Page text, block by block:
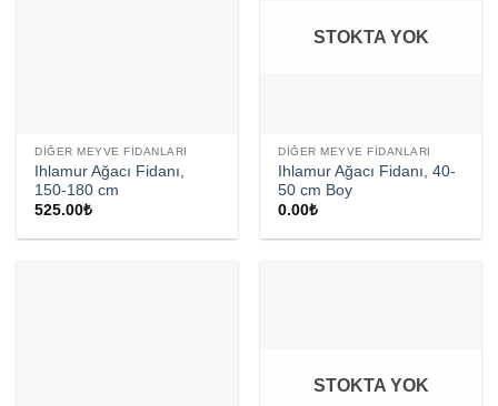
DIĞER MEYVE FIDANLARI
Ihlamur Ağacı Fidanı,
150-180 cm
525.00₺
STOKTA YOK
DIĞER MEYVE FIDANLARI
Ihlamur Ağacı Fidanı, 40-
50 cm Boy
0.00₺
STOKTA YOK